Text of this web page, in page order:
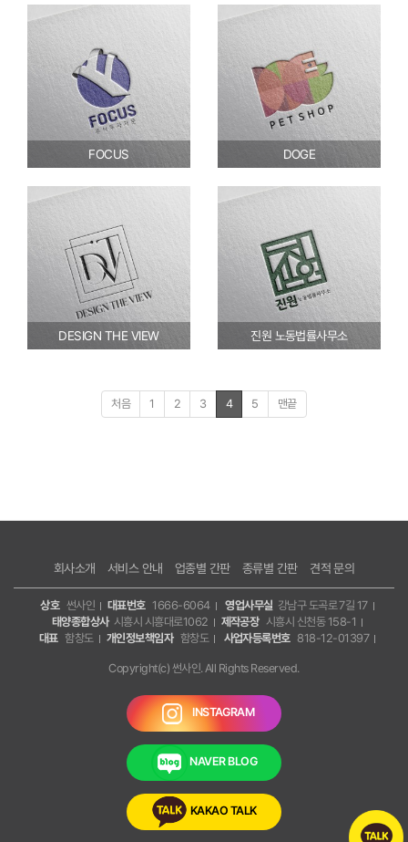
FOCUS DOGE
DESIGN THE VIEW 진원 노동법률사무소
처음 1 2 3 4 5 맨끝
회사소개 서비스 안내 업종별 간판 종류별 간판 견적 문의
상호 썬사인 대표번호 1666-6064 영업사무실 강남구 도곡로 7길 17
태양종합상사 시흥시 시흥대로1062 제작공장 시흥시 신천동 158-1
대표 함창도 개인정보책임자 함창도 사업자등록번호 818-12-01397
Copyright(c) 썬사인. All Rights Reserved.
INSTAGRAM
NAVER BLOG
KAKAO TALK